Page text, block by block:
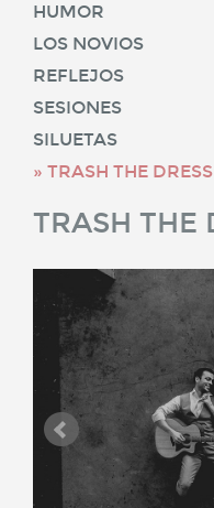
HUMOR
LOS NOVIOS
REFLEJOS
SESIONES
SILUETAS
TRASH THE DRESS
TRASH THE